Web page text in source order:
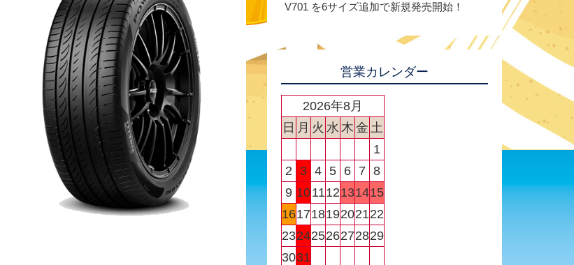
V701 を6サイズ追加で新規発売開始！
営業カレンダー
2026年8月
日 月 火 水 木 金 土
1
2
3 4 5 6 7 8
9 101112131415
16171819202122
23242526272829
3031